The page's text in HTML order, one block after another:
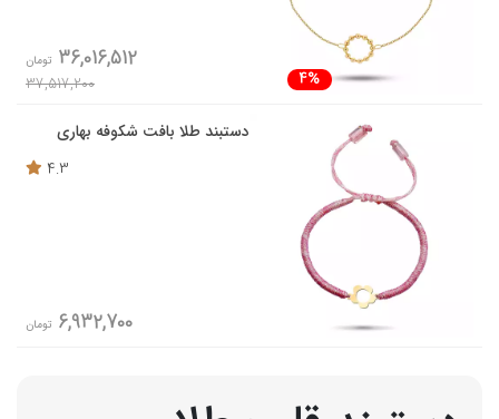
4%
36,016,512 تومان
37,517,200
دستبند طلا بافت شکوفه بهاری
4.3
6,932,700 تومان